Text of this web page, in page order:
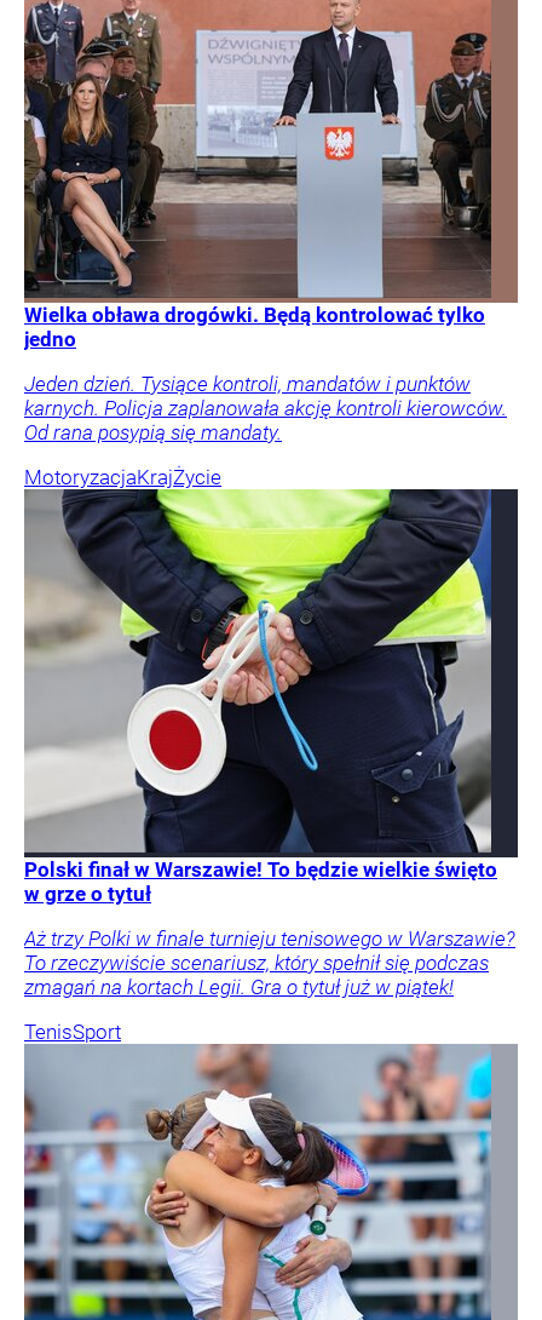
Wielka obława drogówki. Będą kontrolować tylko
jedno
Jeden dzień. Tysiące kontroli, mandatów i punktów
karnych. Policja zaplanowała akcję kontroli kierowców.
Od rana posypią się mandaty.
MotoryzacjaKrajŻycie
Polski finał w Warszawie! To będzie wielkie święto
w grze o tytuł
Aż trzy Polki w finale turnieju tenisowego w Warszawie?
To rzeczywiście scenariusz, który spełnił się podczas
zmagań na kortach Legii. Gra o tytuł już w piątek!
TenisSport